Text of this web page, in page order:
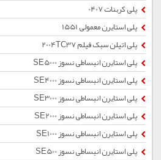
پلی کربنات 0407
پلی استایرن معمولی 1551
پلی اتیلن سبک فیلم 2004TC37
پلی استایرن انبساطی نسوز SE5000
پلی استایرن انبساطی نسوز SE4000
پلی استایرن انبساطی نسوز SE3000
پلی استایرن انبساطی نسوز SE2000
پلی استایرن انبساطی نسوز SE1000
پلی استایرن انبساطی نسوز SE500